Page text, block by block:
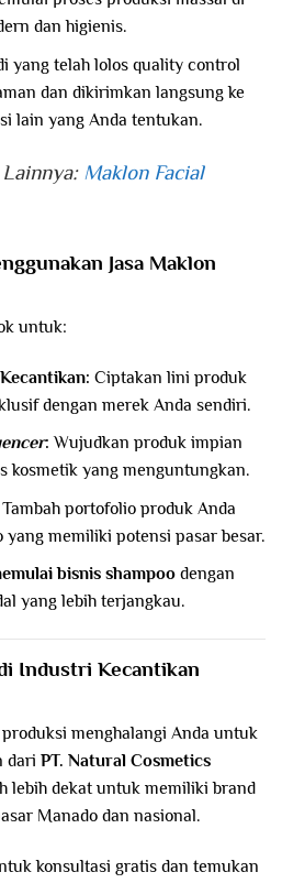
dan higienis.
yang telah lolos quality control
dan dikirimkan langsung ke
lain yang Anda tentukan.
Lainnya: Maklon Facial
Jasa Maklon
untuk:
Ciptakan lini produk
dengan merek Anda sendiri.
: Wujudkan produk impian
kosmetik yang menguntungkan.
Tambah portofolio produk Anda
yang memiliki potensi pasar besar.
bisnis shampoodengan
yang lebih terjangkau.
Industri Kecantikan
menghalangi Anda untuk
dari PT. Natural Cosmetics
lebih dekat untuk memiliki brand
Manado dan nasional.
konsultasi gratis dan temukan